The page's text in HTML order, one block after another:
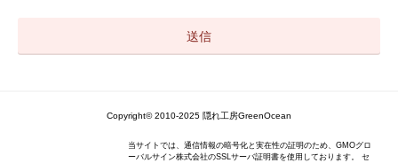
Copyright© 2010-2025 隠れ工房GreenOcean
当サイトでは、通信情報の暗号化と実在性の証明のため、GMOグロ
ーバルサイン株式会社のSSLサーバ証明書を使用しております。 セ